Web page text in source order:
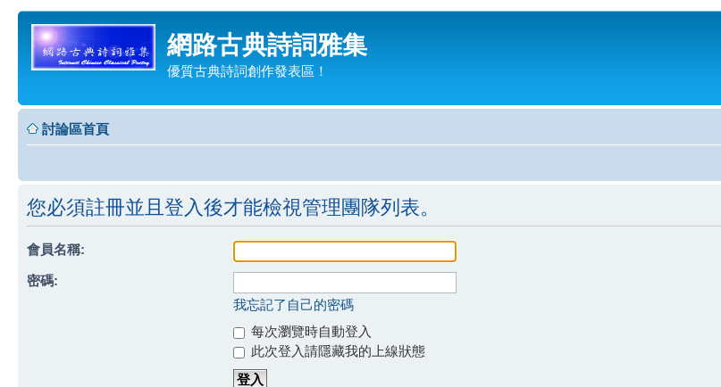
網路古典詩詞雅集
優質古典詩詞創作發表區！
討論區首頁
您必須註冊並且登入後才能檢視管理團隊列表。
會員名稱:
密碼:
我忘記了自己的密碼
每次瀏覽時自動登入
此次登入請隱藏我的上線狀態